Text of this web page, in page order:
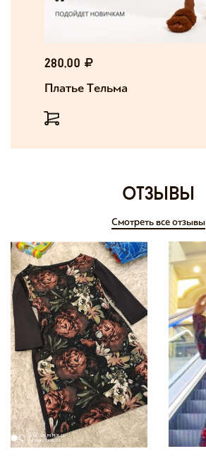
280,00
Платье Тельма
отзывы
Смотреть все отзывы